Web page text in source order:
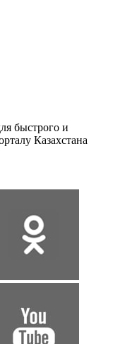
быстрого и
Казахстана